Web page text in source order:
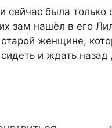
сейчас была только
зам нашёл в его
женщине,
и ждать назад